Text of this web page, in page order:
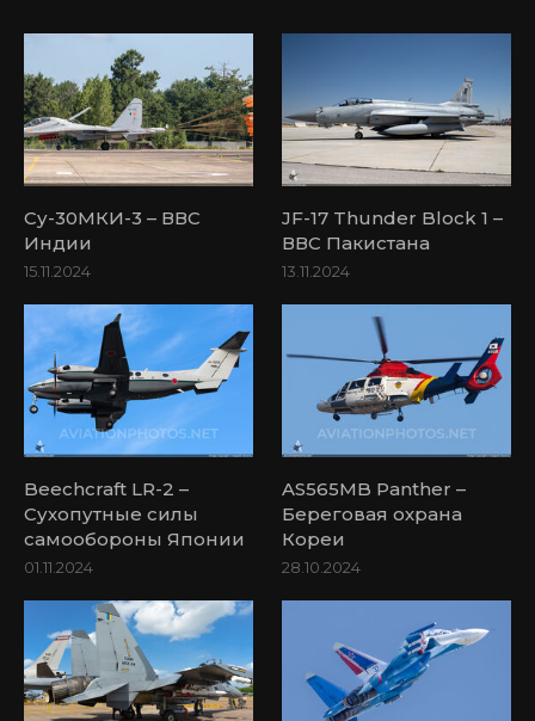
Су-30МКИ-3 – ВВС
Индии
15.11.2024
JF-17 Thunder Block 1 –
ВВС Пакистана
13.11.2024
Beechcraft LR-2 –
Сухопутные силы
самообороны Японии
01.11.2024
AS565MB Panther –
Береговая охрана
Кореи
28.10.2024